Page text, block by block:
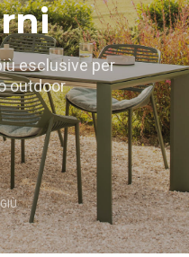
esclusive per
outdoor